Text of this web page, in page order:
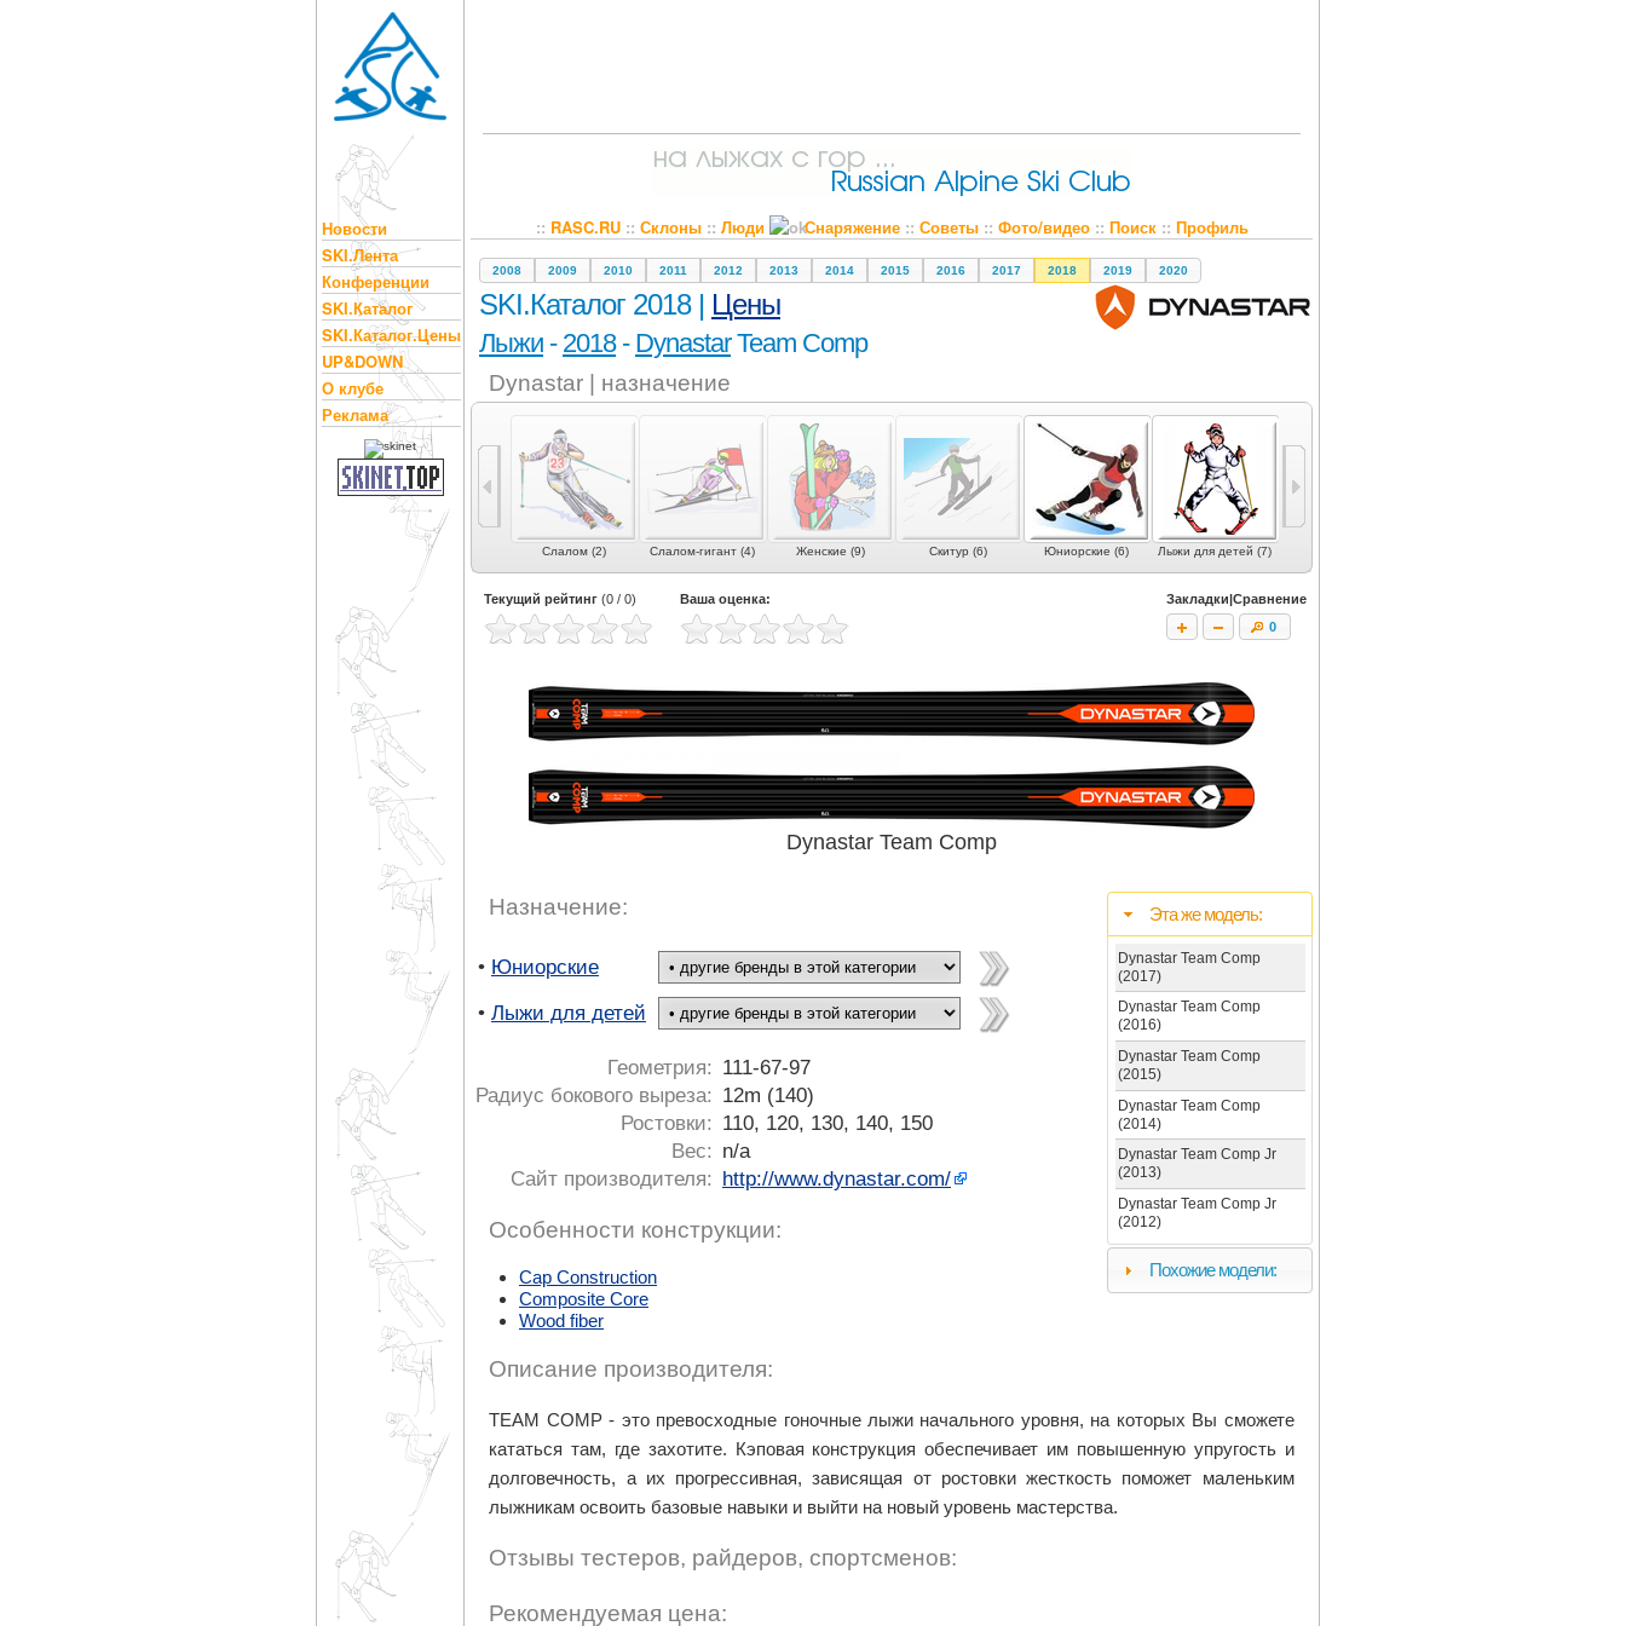
Новости
SKI.Лента
Конференции
SKI.Каталог
SKI.Каталог.Цены
UP&DOWN
О клубе
Реклама
:: RASC.RU:: Склоны:: Люди Снаряжение:: Советы:: Фото/видео:: Поиск:: Профиль
2008 2009 2010 2011 2012 2013 2014 2015 2016 2017 2018 2019 2020
SKI.Каталог 2018 | Цены
Лыжи - 2018- DynastarTeam Comp
Dynastar | назначение
Могул | акробатика
Слалом (2) Слалом-гигант (4) Женские (9) Скитур (6) Юниорские (6) Лыжи для детей (7)
Текущий рейтинг (0 / 0) Ваша оценка:
Закладки|Сравнение
0
Dynastar Team Comp
Эта же модель:
Dynastar Team Comp
(2017)
Dynastar Team Comp
(2016)
Dynastar Team Comp
(2015)
Dynastar Team Comp
(2014)
Dynastar Team Comp Jr
(2013)
Dynastar Team Comp Jr
(2012)
Похожие модели:
Назначение:
• Юниорские
• Лыжи для детей
Геометрия:
111-67-97
Радиус бокового выреза:
12m (140)
Ростовки:
110, 120, 130, 140, 150
Вес:
n/a
Сайт производителя:
http://www.dynastar.com/
Особенности конструкции:
Cap Construction
Composite Core
Wood fiber
Описание производителя:
TEAM COMP - это превосходные гоночные лыжи начального уровня, на которых Вы сможете
кататься там, где захотите. Кэповая конструкция обеспечивает им повышенную упругость и
долговечность, а их прогрессивная, зависящая от ростовки жесткость поможет маленьким
лыжникам освоить базовые навыки и выйти на новый уровень мастерства.
Отзывы тестеров, райдеров, спортсменов:
Рекомендуемая цена: